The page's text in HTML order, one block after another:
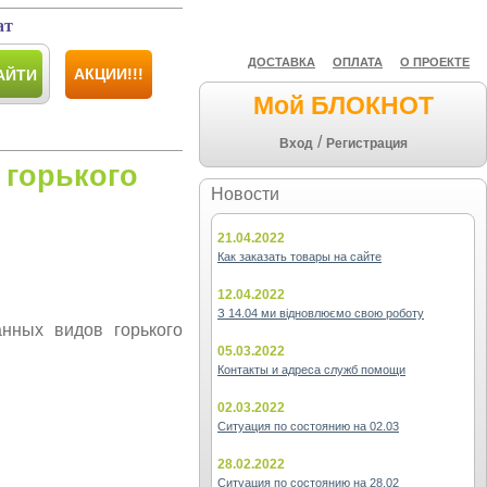
ДОСТАВКА ОПЛАТА О ПРОЕКТЕ
Мой БЛОКНОТ
Вход / Регистрация
Новости
21.04.2022
Как заказать товары на сайте
12.04.2022
З 14.04 ми відновлюємо свою роботу
05.03.2022
Контакты и адреса служб помощи
02.03.2022
Ситуация по состоянию на 02.03
28.02.2022
Ситуация по состоянию на 28.02
АКЦИИ!!!
видов горького